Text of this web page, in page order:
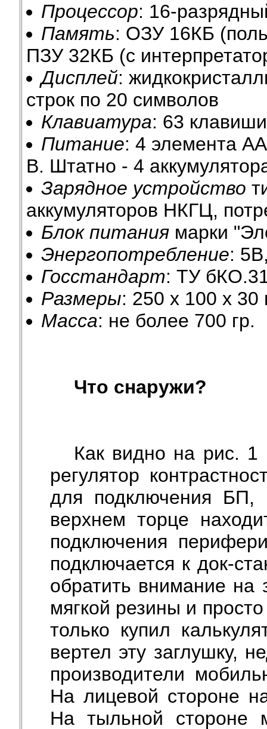
Процессор: 16-
Память: ОЗУ 16КБ
ПЗУ 32КБ (с
Дисплей:
строк по 20 символов
Клавиатура: 63 клавиши
Питание: 4 элемента
В. Штатно - 4
Зарядное устройство
аккумуляторов НКГЦ,
Блок питаниямарки
Энергопотребление:
Госстандарт: ТУ
Размеры: 250 x 100 x
Масса: не более 700 гр.
Что снаружи?
Как видно на рис. 1
регулятор
для подключения БП,
верхнем торце
подключения
подключается к док-
обратить внимание на
мягкой резины и
только купил
вертел эту заглушку,
производители
На лицевой стороне
На тыльной